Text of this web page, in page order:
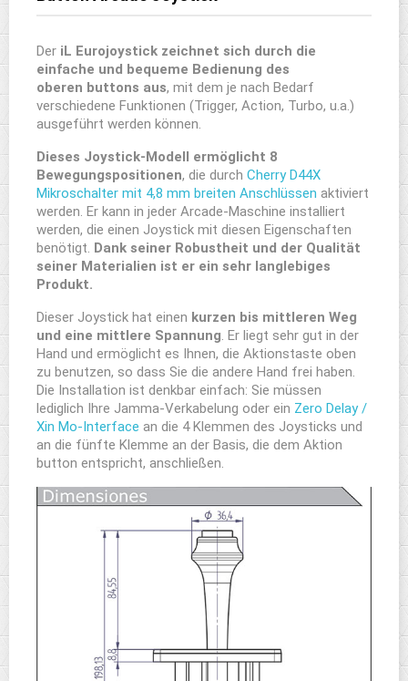
Der iL Eurojoystick zeichnet sich durch die
einfache und bequeme Bedienung des
oberen buttons aus, mit dem je nach Bedarf
verschiedene Funktionen (Trigger, Action, Turbo, u.a.)
ausgeführt werden können.
Dieses Joystick-Modell ermöglicht 8
Bewegungspositionen, die durch Cherry D44X
Mikroschalter mit 4,8 mm breiten Anschlüssen aktiviert
werden. Er kann in jeder Arcade-Maschine installiert
werden, die einen Joystick mit diesen Eigenschaften
benötigt. Dank seiner Robustheit und der Qualität
seiner Materialien ist er ein sehr langlebiges
Produkt.
Dieser Joystick hat einen kurzen bis mittleren Weg
und eine mittlere Spannung. Er liegt sehr gut in der
Hand und ermöglicht es Ihnen, die Aktionstaste oben
zu benutzen, so dass Sie die andere Hand frei haben.
Die Installation ist denkbar einfach: Sie müssen
lediglich Ihre Jamma-Verkabelung oder ein Zero Delay /
Xin Mo-Interface an die 4 Klemmen des Joysticks und
an die fünfte Klemme an der Basis, die dem Aktion
button entspricht, anschließen.